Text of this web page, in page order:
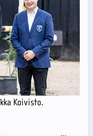
Koivisto.